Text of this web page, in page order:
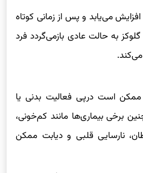
به حالت عادی بازمی‌گردد فرد
است درپی فعالیت بدنی یا
برخی بیماری‌ها مانند کم‌خونی،
نارسایی قلبی و دیابت ممکن
هشیاری صبحگاهی باشد،